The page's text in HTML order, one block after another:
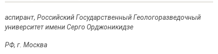
аспирант, Российский Государственный Геологоразведочный
университет имени Серго Орджоникидзе
РФ, г. Москва